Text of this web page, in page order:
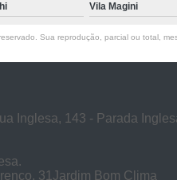
Vila Magini
Sua reprodução, parcial ou total,
Inglesa, 143 - Parada
31Jardim Bom Clima